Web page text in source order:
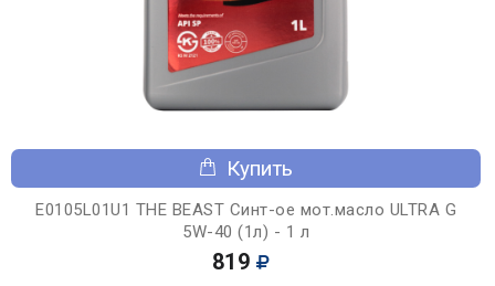
Купить
E0105L01U1 THE BEAST Синт-ое мот.масло ULTRA G
5W-40 (1л) - 1 л
819